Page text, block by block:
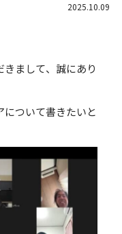
2025.10.09
まして、誠にあり
ついて書きたいと